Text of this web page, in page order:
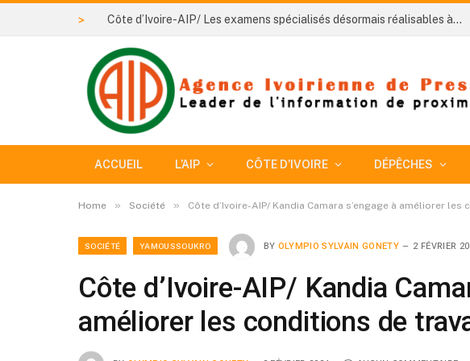
> Côte d’Ivoire-AIP/ Les examens spécialisés désormais réalisables à Bouna grâce aux équipements offerts par le maire Bouraima Ouattara
ACCUEIL L’AIP CÔTE D’IVOIRE DÉPÊCHES
Home » Société » Côte d’Ivoire-AIP/ Kandia Camara s’engage à améliorer
SOCIÉTÉ YAMOUSSOUKRO BY OLYMPIO SYLVAIN GONETY 2 FÉVRIER
Côte d’Ivoire-AIP/ Kandia
améliorer les conditions de